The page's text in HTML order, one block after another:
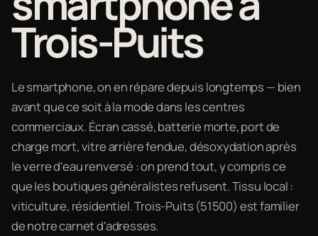
Trois-Puits
Le smartphone, on en répare depuis longtemps — bien
avant que ce soit à la mode dans les centres
commerciaux. Écran cassé, batterie morte, port de
charge mort, vitre arrière fendue, désoxydation après
le verre d'eau renversé : on prend tout, y compris ce
que les boutiques généralistes refusent. Tissu local :
viticulture, résidentiel. Trois-Puits (51500) est familier
de notre carnet d'adresses.